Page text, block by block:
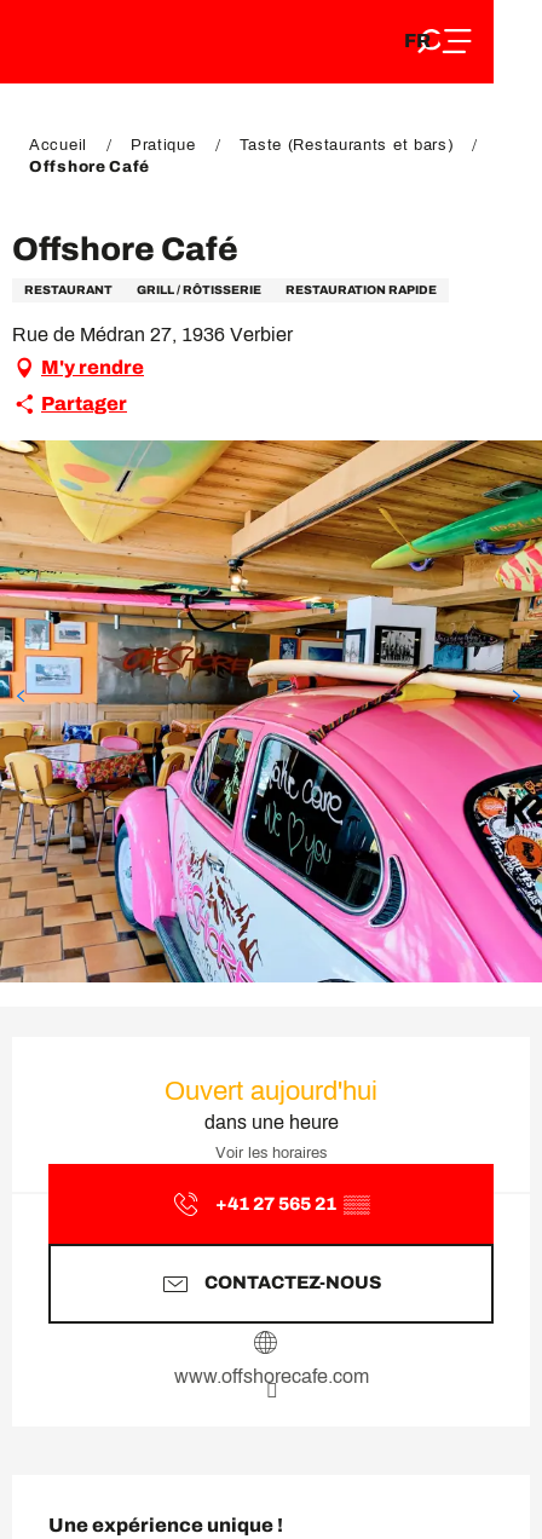
DE
FR
EN
Accueil Pratique
Taste (Restaurants et bars)
Offshore Café
Offshore Café
RESTAURANT GRILL / RÔTISSERIE RESTAURATION RAPIDE
Rue de Médran 27, 1936 Verbier
M'y rendre
Partager
Ouvert aujourd'hui
dans une heure
Voir les horaires
+41 27 565 21 ▒▒
CONTACTEZ-NOUS
www.offshorecafe.com
Une expérience unique !